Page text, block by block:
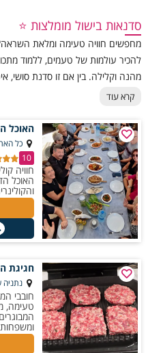
1. סדנה זוגית- חוויה רומנטית
וליהנות מאווירה אינטימית וטעימה
בארוחה זוגית מעשה ידיכם.
2.
סדנת יום הולדת - דרך מיוחדת
בישול חווייתית עם שפים, טעמים
משתתף שף ליום אחד.
עבודת צוות, תחרות ידידותית
סביב הסירים.
4. סדנאות לילדים- הילדים לובשים
קלות ומגניבות – פיצות, מאפים,
אחריות ושיתוף פעולה – והכול
אלו רק חלק מהאפשרויות
שאלה.
סדנאות בישול מומלצות ⭐
מחפשים חוויה טעימה ומלאת
להכיר עולמות של טעמים, ללמוד
מהנה וקלילה. בין אם זו סדנת סושי,
חגיגה של ריחות, טעמים וחיוכים סביב
קרא עוד
האוכל
כל
10
חוויה
האוכל
חגיגת
נתניה
חובבי
טעימה,